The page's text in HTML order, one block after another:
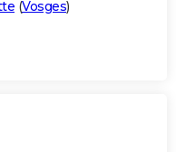
(Vosges)